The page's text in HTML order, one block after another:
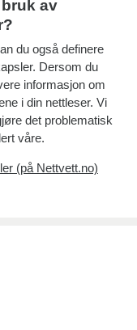
av
du også definere
Dersom du
informasjon om
i din nettleser. Vi
det problematisk
våre.
(på Nettvett.no)